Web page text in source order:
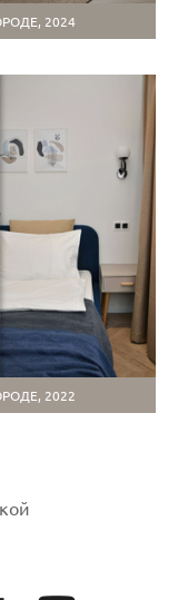
2024
2022